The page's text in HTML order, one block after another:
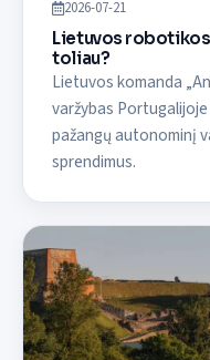
2026-07-21
Lietuvos
toliau?
Lietuvos komanda
varžybas
pažangų autonominį
sprendimus.